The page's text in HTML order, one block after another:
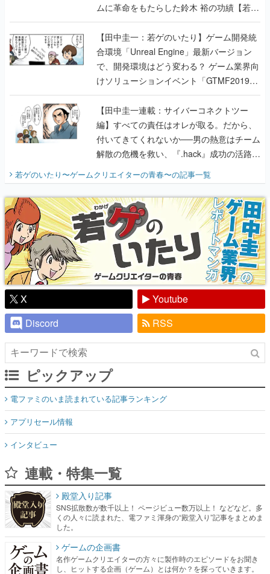
ムに革命をもたらした鈴木 裕の功績【若ゲ
のいたり】
【田中圭一：若ゲのいたり】ゲーム開発統
合環境「Unreal Engine」最新バージョン
で、開発環境はどう変わる？ ゲーム業界向
けソリューションイベント「GTMF2019」
に行って、より理解を深めよう【PR】
【田中圭一連載：サイバーコネクトツー
編】すべての責任はオレが取る。だから、
付いてきてくれないか──男の熱意はチーム
解散の危機を救い、『.hack』成功の活路を
『少年ジャンプ』色だった【若ゲのいた
り】
若ゲのいたり〜ゲームクリエイターの青春〜の記事一覧
X
Youtube
Discord
RSS
ピックアップ
電ファミのいま読まれている記事ランキング
アプリセール情報
インタビュー
連載・特集一覧
殿堂入り記事
SNS拡散数が数千以上！ ページビュー数万以上！ などなど。多
くの人々に読まれた、電ファミ渾身の“殿堂入り”記事をまとめま
した。
ゲームの企画書
名作ゲームクリエイターの方々に製作時のエピソードをお聞き
し、ヒットする企画（ゲーム）とは何か？を探っていきます。